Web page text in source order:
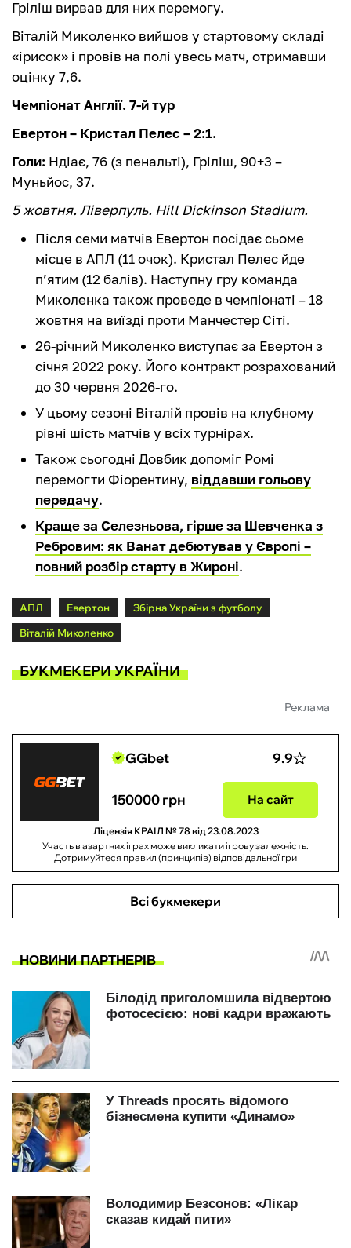
Гріліш вирвав для них перемогу.
Віталій Миколенко вийшов у стартовому складі
«ірисок» і провів на полі увесь матч, отримавши
оцінку 7,6.
Чемпіонат Англії. 7-й тур
Евертон – Кристал Пелес – 2:1.
Голи: Ндіає, 76 (з пенальті), Гріліш, 90+3 –
Муньйос, 37.
5 жовтня. Ліверпуль. Hill Dickinson Stadium.
Після семи матчів Евертон посідає сьоме
місце в АПЛ (11 очок). Кристал Пелес йде
п’ятим (12 балів). Наступну гру команда
Миколенка також проведе в чемпіонаті – 18
жовтня на виїзді проти Манчестер Сіті.
26-річний Миколенко виступає за Евертон з
січня 2022 року. Його контракт розрахований
до 30 червня 2026-го.
У цьому сезоні Віталій провів на клубному
рівні шість матчів у всіх турнірах.
Також сьогодні Довбик допоміг Ромі
перемогти Фіорентину, віддавши гольову
передачу.
Краще за Селезньова, гірше за Шевченка з
Ребровим: як Ванат дебютував у Європі –
повний розбір старту в Жироні.
АПЛ Евертон
Збірна України з футболу
Віталій Миколенко
БУКМЕКЕРИ УКРАЇНИ
Реклама
GGbet 9.9
150000 грн На сайт
Ліцензія КРАІЛ № 78 від 23.08.2023
Участь в азартних іграх може викликати ігрову залежність.
Дотримуйтеся правил (принципів) відповідальної гри
Всі букмекери